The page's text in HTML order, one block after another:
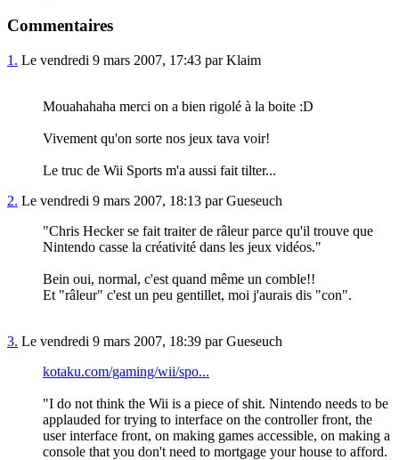
Commentaires
1. Le vendredi 9 mars 2007, 17:43 par Klaim
Mouahahaha merci on a bien rigolé à la boite :D
Vivement qu'on sorte nos jeux tava voir!
Le truc de Wii Sports m'a aussi fait tilter...
2. Le vendredi 9 mars 2007, 18:13 par Gueseuch
"Chris Hecker se fait traiter de râleur parce qu'il trouve que
Nintendo casse la créativité dans les jeux vidéos."
Bein oui, normal, c'est quand même un comble!!
Et "râleur" c'est un peu gentillet, moi j'aurais dis "con".
3. Le vendredi 9 mars 2007, 18:39 par Gueseuch
kotaku.com/gaming/wii/spo...
"I do not think the Wii is a piece of shit. Nintendo needs to be
applauded for trying to interface on the controller front, the
user interface front, on making games accessible, on making a
console that you don't need to mortgage your house to afford.